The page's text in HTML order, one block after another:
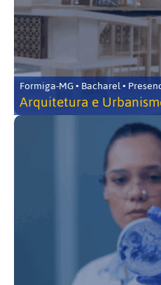
Formiga-MG • Bacharel •
Arquitetura e